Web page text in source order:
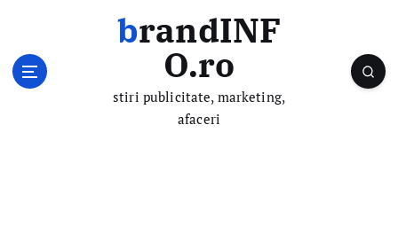
brandINF
O.ro
stiri publicitate, marketing,
afaceri